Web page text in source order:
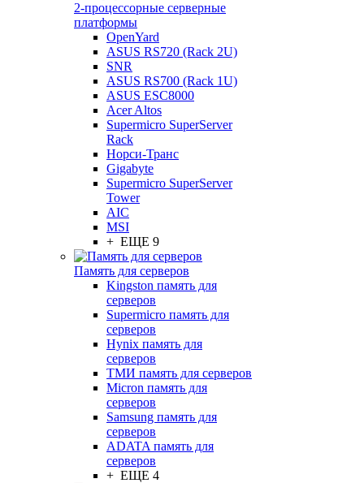
2-процессорные серверные
платформы
OpenYard
ASUS RS720 (Rack 2U)
SNR
ASUS RS700 (Rack 1U)
ASUS ESC8000
Acer Altos
Supermicro SuperServer
Rack
Норси-Транс
Gigabyte
Supermicro SuperServer
Tower
AIC
MSI
+ ЕЩЕ 9
Память для серверов
Kingston память для
серверов
Supermicro память для
серверов
Hynix память для
серверов
ТМИ память для серверов
Micron память для
серверов
Samsung память для
серверов
ADATA память для
серверов
+ ЕЩЕ 4